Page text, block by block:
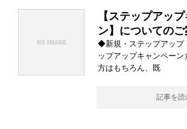
【ステップアッ
ン】についてのご
◆新規・ステップアップ
ップアップキャンペー
方はもちろん、既
記事を読